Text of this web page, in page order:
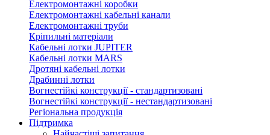
Електромонтажні коробки
Електромонтажні кабельні канали
Електромонтажні труби
Кріпильні матеріали
Кабельні лотки JUPITER
Кабельні лотки MARS
Дротяні кабельні лотки
Драбинні лотки
Вогнестійкі конструкції - стандартизовані
Вогнестійкі конструкції - нестандартизовані
Регіональна продукція
Підтримка